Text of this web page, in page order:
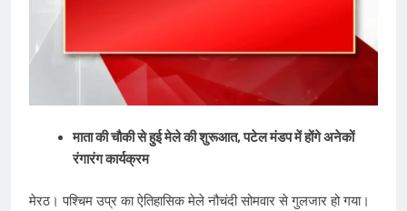
माता की चौकी से हुई मेले की शुरूआत, पटेल मंडप में होंगे अनेकों
रंगारंग कार्यक्रम
मेरठ। प​श्चिम उप्र का ऐतिहासिक मेले नौचंदी सोमवार से गुलजार हो गया।